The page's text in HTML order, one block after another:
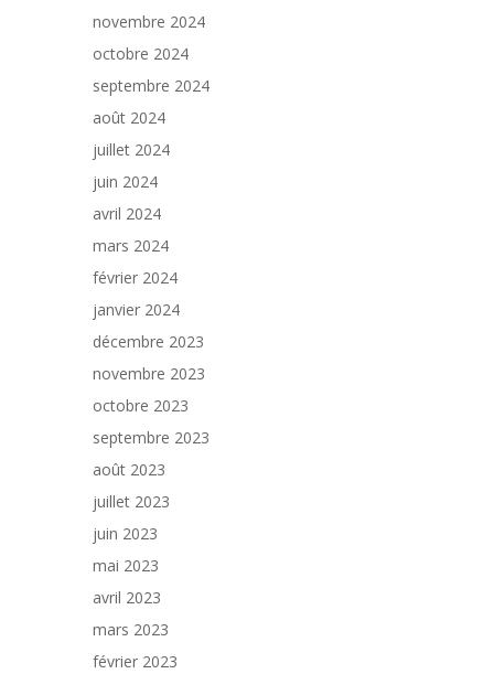
novembre 2024
octobre 2024
septembre 2024
août 2024
juillet 2024
juin 2024
avril 2024
mars 2024
février 2024
janvier 2024
décembre 2023
novembre 2023
octobre 2023
septembre 2023
août 2023
juillet 2023
juin 2023
mai 2023
avril 2023
mars 2023
février 2023